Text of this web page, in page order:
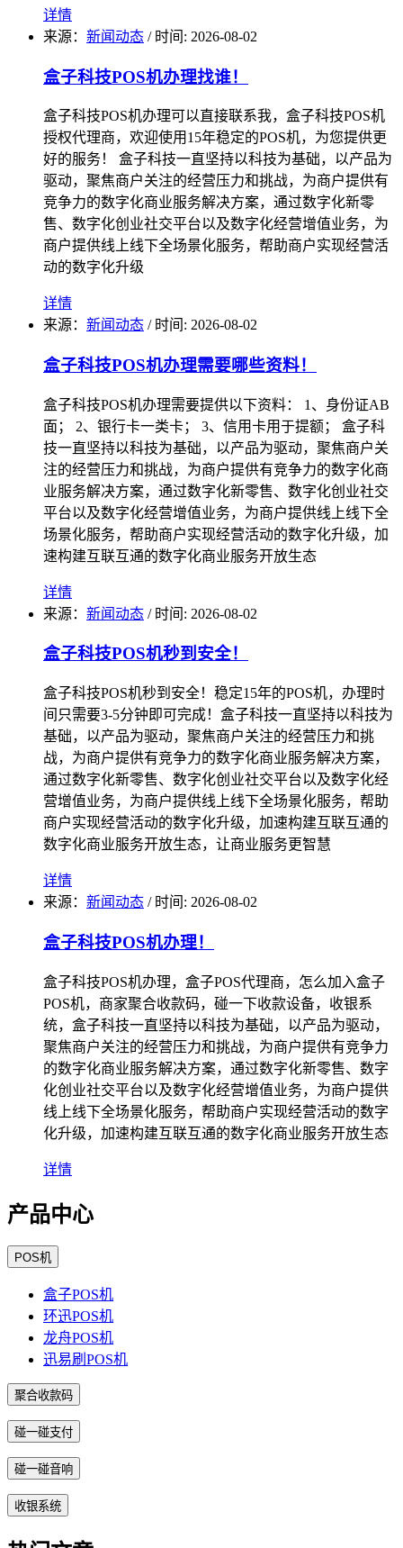
详情
来源： 新闻动态 / 时间: 2026-08-02
盒子科技POS机办理找谁！
盒子科技POS机办理可以直接联系我，盒子科技POS机
授权代理商，欢迎使用15年稳定的POS机，为您提供更
好的服务！ 盒子科技一直坚持以科技为基础，以产品为
驱动，聚焦商户关注的经营压力和挑战，为商户提供有
竞争力的数字化商业服务解决方案，通过数字化新零
售、数字化创业社交平台以及数字化经营增值业务，为
商户提供线上线下全场景化服务，帮助商户实现经营活
动的数字化升级
详情
来源： 新闻动态 / 时间: 2026-08-02
盒子科技POS机办理需要哪些资料！
盒子科技POS机办理需要提供以下资料： 1、身份证AB
面； 2、银行卡一类卡； 3、信用卡用于提额； 盒子科
技一直坚持以科技为基础，以产品为驱动，聚焦商户关
注的经营压力和挑战，为商户提供有竞争力的数字化商
业服务解决方案，通过数字化新零售、数字化创业社交
平台以及数字化经营增值业务，为商户提供线上线下全
场景化服务，帮助商户实现经营活动的数字化升级，加
速构建互联互通的数字化商业服务开放生态
详情
来源： 新闻动态 / 时间: 2026-08-02
盒子科技POS机秒到安全！
盒子科技POS机秒到安全！稳定15年的POS机，办理时
间只需要3-5分钟即可完成！盒子科技一直坚持以科技为
基础，以产品为驱动，聚焦商户关注的经营压力和挑
战，为商户提供有竞争力的数字化商业服务解决方案，
通过数字化新零售、数字化创业社交平台以及数字化经
营增值业务，为商户提供线上线下全场景化服务，帮助
商户实现经营活动的数字化升级，加速构建互联互通的
数字化商业服务开放生态，让商业服务更智慧
详情
来源： 新闻动态 / 时间: 2026-08-02
盒子科技POS机办理！
盒子科技POS机办理，盒子POS代理商，怎么加入盒子
POS机，商家聚合收款码，碰一下收款设备，收银系
统，盒子科技一直坚持以科技为基础，以产品为驱动，
聚焦商户关注的经营压力和挑战，为商户提供有竞争力
的数字化商业服务解决方案，通过数字化新零售、数字
化创业社交平台以及数字化经营增值业务，为商户提供
线上线下全场景化服务，帮助商户实现经营活动的数字
化升级，加速构建互联互通的数字化商业服务开放生态
详情
产品中心
POS机
盒子POS机
环迅POS机
龙舟POS机
迅易刷POS机
聚合收款码
碰一碰支付
碰一碰音响
收银系统